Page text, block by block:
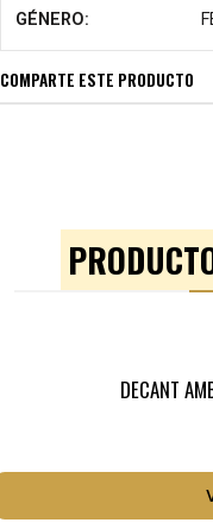
GÉNERO:
COMPARTE ESTE PRODUCTO
DECANT